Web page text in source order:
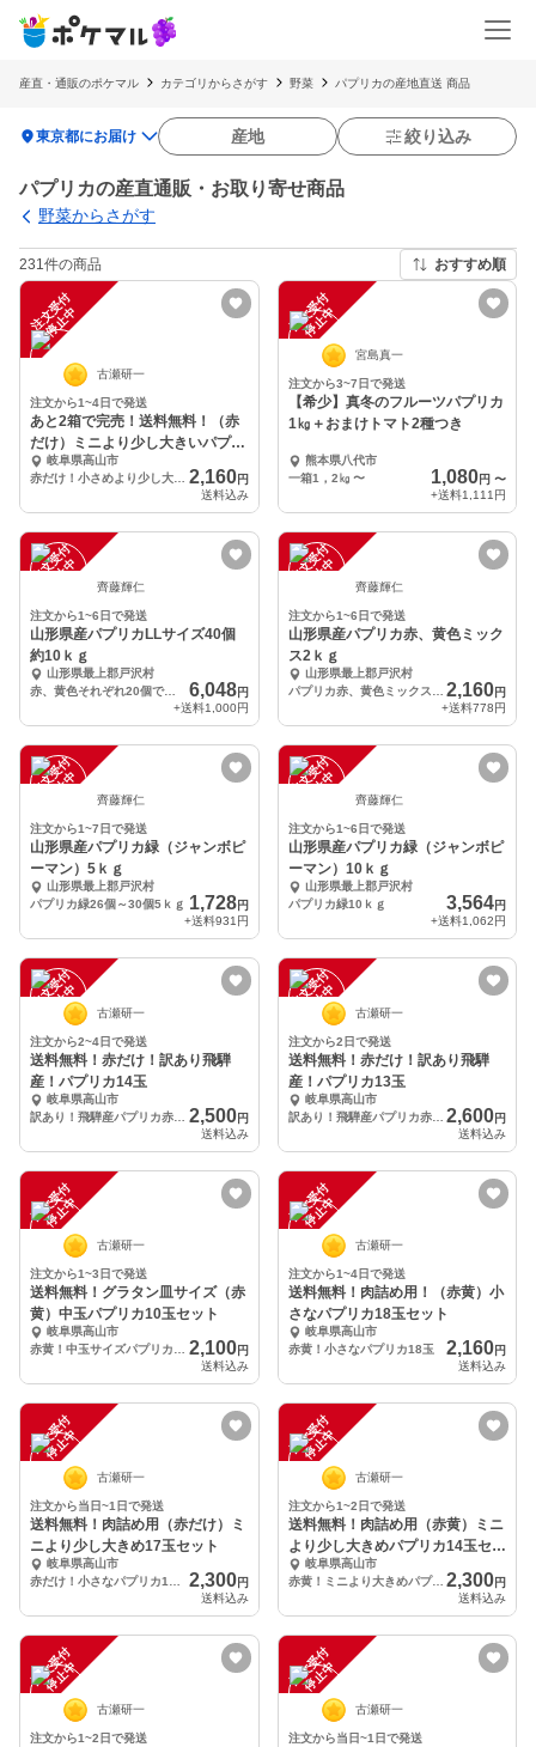
産直・通販のポケマル カテゴリからさがす 野菜 パプリカの産地直送 商品
location_on東京都にお届け 産地 絞り込み
パプリカの産直通販・お取り寄せ商品
野菜からさがす
231件の商品 おすすめ順
注
文
受
付
停
止
中
古瀬研一
注文から1~4日で発送
あと2箱で完売！送料無料！（赤
だけ）ミニより少し大きいパプリ
カ15玉セット
岐阜県高山市
2,160円
送料込み
注
文
受
付
停
止
中
宮島真一
注文から3~7日で発送
【希少】真冬のフルーツパプリカ
1㎏＋おまけトマト2種つき
熊本県八代市
一箱1，2㎏ 〜 1,080円 〜
+送料1,111円
注
文
受
付
停
止
中 齊藤輝仁
注文から1~6日で発送
山形県産パプリカLLサイズ40個
約10ｋｇ
山形県最上郡戸沢村
赤、黄色それぞれ20個で合計40個
6,048円
+送料1,000円
注
文
受
付
停
止
中 齊藤輝仁
注文から1~6日で発送
山形県産パプリカ赤、黄色ミック
ス2ｋｇ
山形県最上郡戸沢村
2,160円
+送料778円
注
文
受
付
停
止
中 齊藤輝仁
注文から1~7日で発送
山形県産パプリカ緑（ジャンボピ
ーマン）5ｋｇ
山形県最上郡戸沢村
パプリカ緑26個～30個5ｋｇ 1,728円
+送料931円
注
文
受
付
停
止
中 齊藤輝仁
注文から1~6日で発送
山形県産パプリカ緑（ジャンボピ
ーマン）10ｋｇ
山形県最上郡戸沢村
パプリカ緑10ｋｇ
3,564円
+送料1,062円
注
文
受
付
停
止
中 古瀬研一
注文から2~4日で発送
送料無料！赤だけ！訳あり飛騨
産！パプリカ14玉
岐阜県高山市
2,500円
送料込み
注
文
受
付
停
止
中 古瀬研一
注文から2日で発送
送料無料！赤だけ！訳あり飛騨
産！パプリカ13玉
岐阜県高山市
訳あり！飛騨産パプリカ赤だけ！14玉
2,600円
送料込み
注
文
受
付
停
止
中
古瀬研一
注文から1~3日で発送
送料無料！グラタン皿サイズ（赤
黄）中玉パプリカ10玉セット
岐阜県高山市
2,100円
送料込み
注
文
受
付
停
止
中
古瀬研一
注文から1~4日で発送
送料無料！肉詰め用！（赤黄）小
さなパプリカ18玉セット
岐阜県高山市
赤黄！小さなパプリカ18玉
2,160円
送料込み
注
文
受
付
停
止
中
古瀬研一
注文から当日~1日で発送
送料無料！肉詰め用（赤だけ）ミ
ニより少し大きめ17玉セット
岐阜県高山市
2,300円
送料込み
注
文
受
付
停
止
中
古瀬研一
注文から1~2日で発送
送料無料！肉詰め用（赤黄）ミニ
より少し大きめパプリカ14玉セッ
ト 岐阜県高山市
赤黄！ミニより大きめパプリカ14玉 赤多め
2,300円
送料込み
注
文
受
付
停
止
中
古瀬研一
注文から1~2日で発送
注
文
受
付
停
止
中
古瀬研一
注文から当日~1日で発送